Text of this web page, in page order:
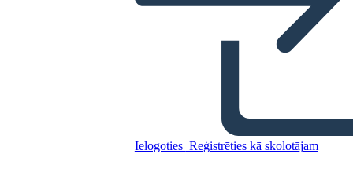
Ielogoties Reģistrēties kā skolotājam
Geografia Della Cina Antica